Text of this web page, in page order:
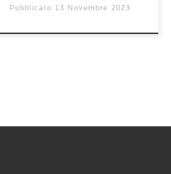
Pubblicato 13 Novembre 2023